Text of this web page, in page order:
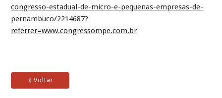
congresso-estadual-de-micro-e-pequenas-empresas-de-
pernambuco/2214687?
referrer=www.congressompe.com.br
Voltar